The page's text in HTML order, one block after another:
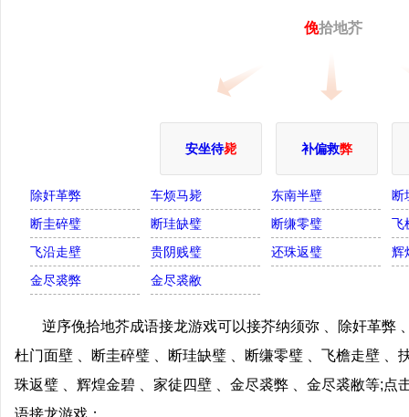
俛拾地芥
安坐待毙 补偏救弊
除奸革弊 车烦马毙 东南半壁
断
断圭碎璧
断珪缺璧 断缣零璧
飞
飞沿走壁
贵阴贱璧 还珠返璧
辉
金尽裘弊
金尽裘敝
逆序俛拾地芥成语接龙游戏可以接芥纳须弥 、除奸革弊
杜门面壁 、断圭碎璧 、断珪缺璧 、断缣零璧 、飞檐走壁 、
珠返璧 、辉煌金碧 、家徒四壁 、金尽裘弊 、金尽裘敝等;点
语接龙游戏；